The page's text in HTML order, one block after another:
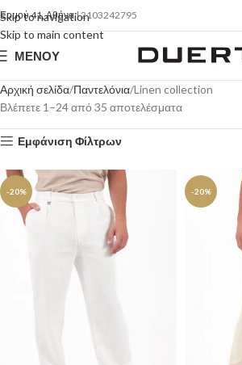
Skip to navigation
Skip to main content
Ερμού 41, Αθήνα| 2103242795
ΜΕΝΟΎ
Αρχική σελίδα Παντελόνια Linen collection
Βλέπετε 1–24 από 35 αποτελέσματα
Εμφάνιση Φίλτρων
-20% -20%